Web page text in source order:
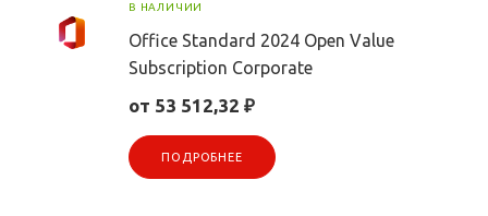
В НАЛИЧИИ
Office Standard 2024 Open Value
Subscription Corporate
от 53 512,32 ₽
ПОДРОБНЕЕ